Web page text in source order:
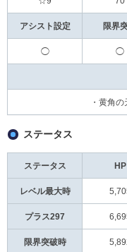
アシスト設定 限界
◯ ◯
・黄角
ステータス
ステータス HP
レベル最大時
プラス297
限界突破時